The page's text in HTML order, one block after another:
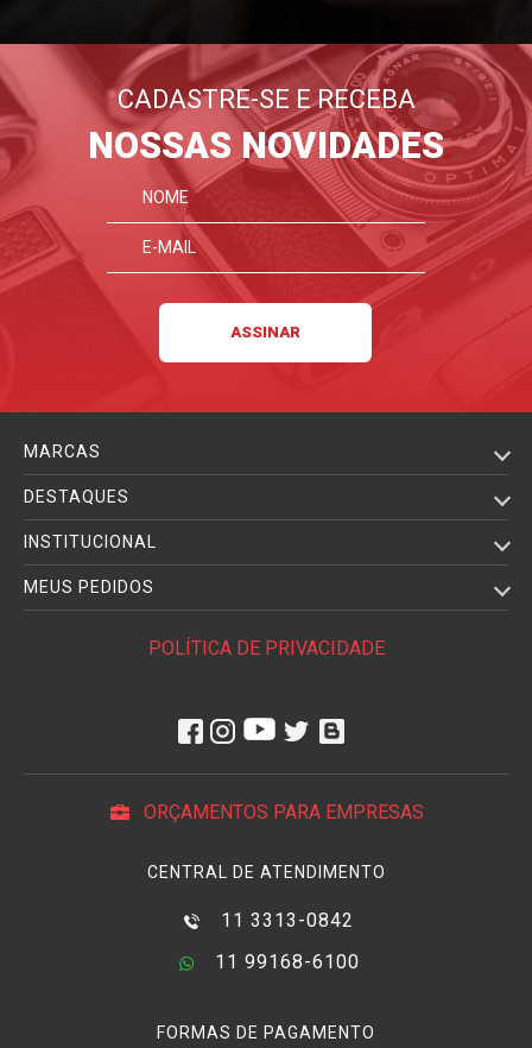
CADASTRE-SE E RECEBA
NOSSAS NOVIDADES
MARCAS
DESTAQUES
INSTITUCIONAL
MEUS PEDIDOS
POLÍTICA DE PRIVACIDADE
ORÇAMENTOS PARA EMPRESAS
CENTRAL DE ATENDIMENTO
11 3313-0842
11 99168-6100
FORMAS DE PAGAMENTO